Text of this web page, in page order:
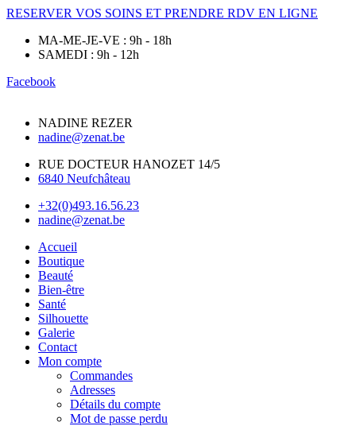
RESERVER VOS SOINS ET PRENDRE RDV EN LIGNE
MA-ME-JE-VE : 9h - 18h
SAMEDI : 9h - 12h
Facebook
NADINE REZER
nadine@zenat.be
RUE DOCTEUR HANOZET 14/5
6840 Neufchâteau
+32(0)493.16.56.23
nadine@zenat.be
Accueil
Boutique
Beauté
Bien-être
Santé
Silhouette
Galerie
Contact
Mon compte
Commandes
Adresses
Détails du compte
Mot de passe perdu